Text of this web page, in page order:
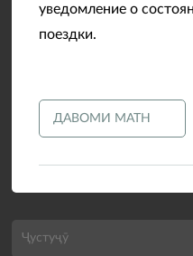
уведомление о
поездки.
ДАВОМИ МАТН